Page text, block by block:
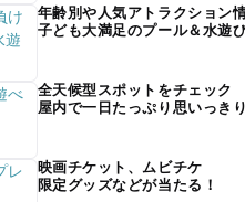
年齢別や人気アトラクション
子ども大満足のプール＆水遊
全天候型スポットをチェック
屋内で一日たっぷり思いっき
映画チケット、ムビチケ
限定グッズなどが当たる！